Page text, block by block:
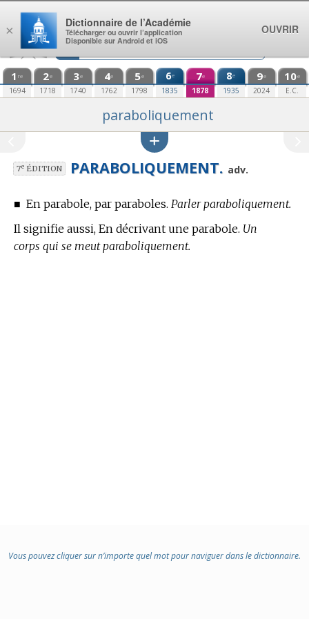
Aller au contenu
1 re
1694
2e
1718
3e
1740
4e
1762
5e
1798
6e
1835
7e
1878
8e
1935
9e
2024
10e
E.C.
paraboliquement
7eÉDITION PARABOLIQUEMENT. adv.
■ En parabole, par paraboles. Parler paraboliquement.
Il signifie aussi, En décrivant une parabole. Un
corps qui se meut paraboliquement.
Vous pouvez cliquer sur n’importe quel mot pour naviguer dans le dictionnaire.
×
Dictionnaire de l’Académie
Télécharger ou ouvrir l’application
Disponible sur Android et iOS
OUVRIR